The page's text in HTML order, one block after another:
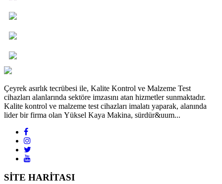
Çeyrek asırlık tecrübesi ile, Kalite Kontrol ve Malzeme Test
cihazları alanlarında sektöre imzasını atan hizmetler sunmaktadır.
Kalite kontrol ve malzeme test cihazları imalatı yaparak, alanında
lider bir firma olan Yüksel Kaya Makina, sürdür&uum...
SİTE HARİTASI